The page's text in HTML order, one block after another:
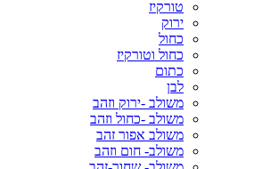
טורקיז
ירוק
כחול
כחול וטורקיז
כתום
לבן
משולב -ירוק וזהב
משולב -כחול וזהב
משולב אפור זהב
משולב- חום וזהב